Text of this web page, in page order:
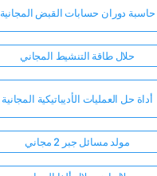
حاسبة دوران حسابات القبض المجانية
حلال طاقة التنشيط المجاني
أداة حل العمليات الأديباتيكية المجانية
مولد مسائل جبر 2 مجاني